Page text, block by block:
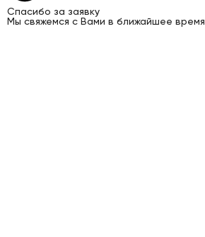
Спасибо за заявку
Мы свяжемся с Вами в ближайшее время